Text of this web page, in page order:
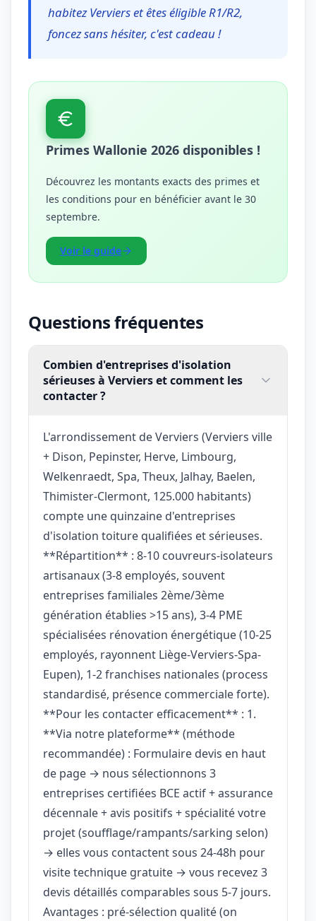
habitez Verviers et êtes éligible R1/R2,
foncez sans hésiter, c'est cadeau !
Primes Wallonie 2026 disponibles !
Découvrez les montants exacts des primes et
les conditions pour en bénéficier avant le 30
septembre.
Voir le guide
Questions fréquentes
Combien d'entreprises d'isolation
sérieuses à Verviers et comment les
contacter ?
L'arrondissement de Verviers (Verviers ville
+ Dison, Pepinster, Herve, Limbourg,
Welkenraedt, Spa, Theux, Jalhay, Baelen,
Thimister-Clermont, 125.000 habitants)
compte une quinzaine d'entreprises
d'isolation toiture qualifiées et sérieuses.
**Répartition** : 8-10 couvreurs-isolateurs
artisanaux (3-8 employés, souvent
entreprises familiales 2ème/3ème
génération établies >15 ans), 3-4 PME
spécialisées rénovation énergétique (10-25
employés, rayonnent Liège-Verviers-Spa-
Eupen), 1-2 franchises nationales (process
standardisé, présence commerciale forte).
**Pour les contacter efficacement** : 1.
**Via notre plateforme** (méthode
recommandée) : Formulaire devis en haut
de page → nous sélectionnons 3
entreprises certifiées BCE actif + assurance
décennale + avis positifs + spécialité votre
projet (soufflage/rampants/sarking selon)
→ elles vous contactent sous 24-48h pour
visite technique gratuite → vous recevez 3
devis détaillés comparables sous 5-7 jours.
Avantages : pré-sélection qualité (on